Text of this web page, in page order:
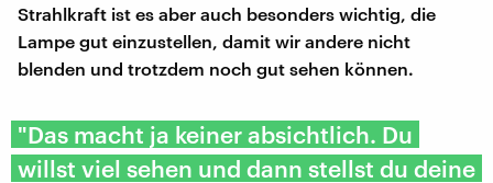
Strahlkraft ist es aber auch besonders wichtig, die
Lampe gut einzustellen, damit wir andere nicht
blenden und trotzdem noch gut sehen können.
"Das macht ja keiner absichtlich. Du
willst viel sehen und dann stellst du deine